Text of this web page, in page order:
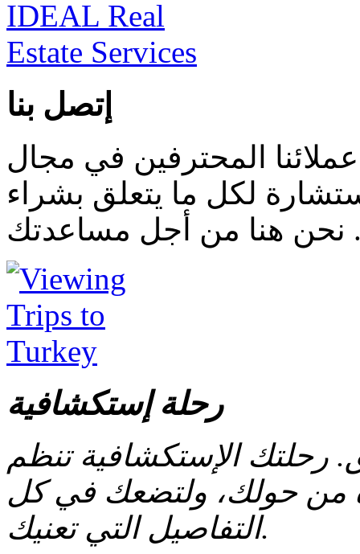
إتصل بنا
المحترفين في مجال
لكل ما يتعلق بشراء
نحن هنا من أجل مساعدتك
رحلة إستكشافية
رحلتك الإستكشافية تنظم
من حولك، ولتضعك في كل
التفاصيل التي تعنيك.